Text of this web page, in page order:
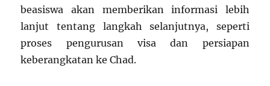
beasiswa akan memberikan informasi lebih
lanjut tentang langkah selanjutnya, seperti
proses pengurusan visa dan persiapan
keberangkatan ke Chad.